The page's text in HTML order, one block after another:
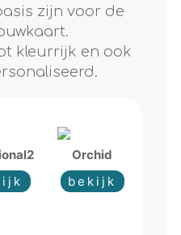
zijn voor de
kleurrijk en ook
Orchid
bekijk